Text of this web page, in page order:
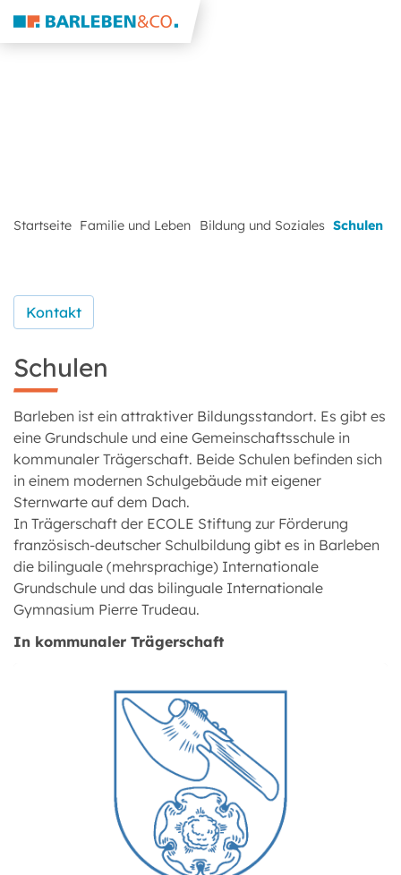
Startseite Familie und Leben Bildung und Soziales Schulen
Kontakt
Schulen
Barleben ist ein attraktiver Bildungsstandort. Es gibt es
eine Grundschule und eine Gemeinschaftsschule in
kommunaler Trägerschaft. Beide Schulen befinden sich
in einem modernen Schulgebäude mit eigener
Sternwarte auf dem Dach.
In Trägerschaft der ECOLE Stiftung zur Förderung
französisch-deutscher Schulbildung gibt es in Barleben
die bilinguale (mehrsprachige) Internationale
Grundschule und das bilinguale Internationale
Gymnasium Pierre Trudeau.
In kommunaler Trägerschaft